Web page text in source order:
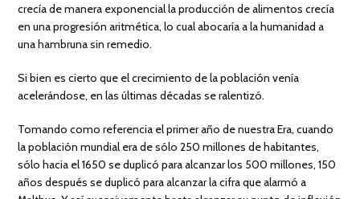
crecía de manera exponencial la producción de alimentos crecía
en una progresión aritmética, lo cual abocaría a la humanidad a
una hambruna sin remedio.
Si bien es cierto que el crecimiento de la población venía
acelerándose, en las últimas décadas se ralentizó.
Tomando como referencia el primer año de nuestra Era, cuando
la población mundial era de sólo 250 millones de habitantes,
sólo hacia el 1650 se duplicó para alcanzar los 500 millones, 150
años después se duplicó para alcanzar la cifra que alarmó a